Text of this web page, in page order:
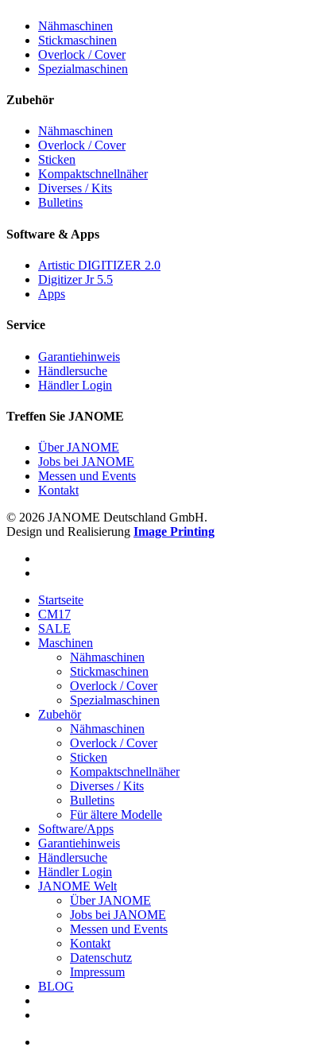
Nähmaschinen
Stickmaschinen
Overlock / Cover
Spezialmaschinen
Zubehör
Nähmaschinen
Overlock / Cover
Sticken
Kompaktschnellnäher
Diverses / Kits
Bulletins
Software & Apps
Artistic DIGITIZER 2.0
Digitizer Jr 5.5
Apps
Service
Garantiehinweis
Händlersuche
Händler Login
Treffen Sie JANOME
Über JANOME
Jobs bei JANOME
Messen und Events
Kontakt
© 2026 JANOME Deutschland GmbH.
Design und Realisierung Image Printing
Startseite
CM17
SALE
Maschinen
Nähmaschinen
Stickmaschinen
Overlock / Cover
Spezialmaschinen
Zubehör
Nähmaschinen
Overlock / Cover
Sticken
Kompaktschnellnäher
Diverses / Kits
Bulletins
Für ältere Modelle
Software/Apps
Garantiehinweis
Händlersuche
Händler Login
JANOME Welt
Über JANOME
Jobs bei JANOME
Messen und Events
Kontakt
Datenschutz
Impressum
BLOG